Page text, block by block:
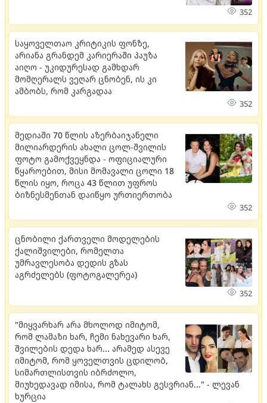
352
საყოველთაო კრიტიკის ფონზე,
არიანა გრანდემ კარიერაში პაუზა
აიღო - უკიდურესად გამხდარ
მომღერალს ვეღარ ცნობენ, ის კი
ამბობს, რომ კარგადაა
352
მედიაში 70 წლის აზერბაიჯანელი
მილიარდერის ახალი ცოლ-შვილის
ფოტო გამოქვეყნდა - ოფიციალური
წყაროებით, მისი მომავალი ცოლი 18
წლის იყო, როცა 43 წლით უფროს
ბიზნესმენთან დაიწყო ურთიერთობა
352
ცნობილი ქართველი მოდელების
ქალიშვილები, რომელთა
უმრავლესობა დედის გზას
აგრძელებს (ფოტოგალერეა)
352
"მიყვარხარ არა მხოლოდ იმიტომ,
რომ ლამაზი ხარ, ჩემი ნახევარი ხარ,
შვილების დედა ხარ... არამედ ასევე
იმიტომ, რომ ყოველთვის ცდილობ,
სიმართლისთვის იბრძოლო,
მიუხედავად იმისა, რომ ტალახს გესვრიან..." - ლევან
ხურცია